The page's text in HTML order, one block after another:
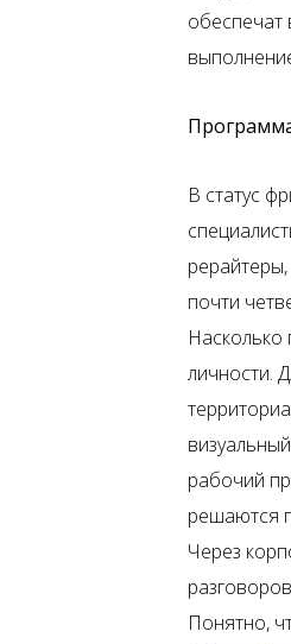
обеспечат
В статус
почти
Насколько
личности.
рабочий
решаются
Через
Понятно,